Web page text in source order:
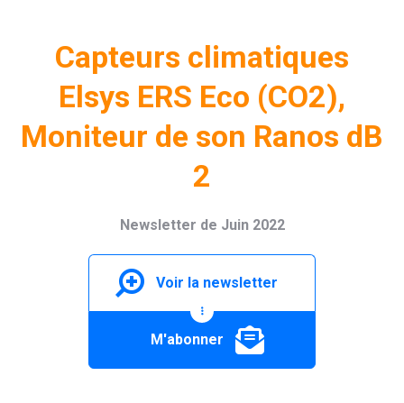
Capteurs climatiques
Elsys ERS Eco (CO2),
Moniteur de son Ranos dB
2
Newsletter de Juin 2022
Voir la newsletter
M'abonner